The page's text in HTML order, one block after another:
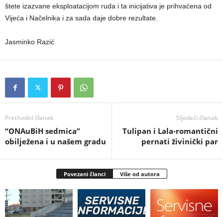
štete izazvane eksploatacijom ruda i ta inicijativa je prihvaćena od
Vijeća i Načelnika i za sada daje dobre rezultate.
Jasminko Razić
Prethodni članak
“ONAuBiH sedmica”
obilježena i u našem gradu
Sljedeći članak
Tulipan i Lala-romantični
pernati živinički par
Povezani članci Više od autora